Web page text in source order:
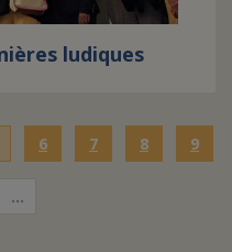
ludiques
6 7 8 9
…